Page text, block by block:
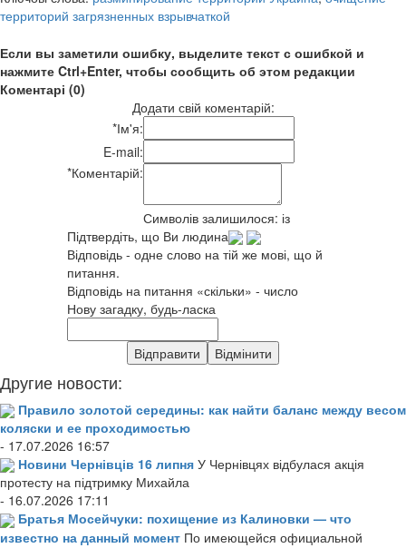
территорий загрязненных взрывчаткой
Если вы заметили ошибку, выделите текст с ошибкой и
нажмите Ctrl+Enter, чтобы сообщить об этом редакции
Коментарі (0)
Додати свій коментарій:
*Ім'я:
E-mail:
*Коментарій:
Символів залишилося: із
Підтвердіть, що Ви людина
Відповідь - одне слово на тій же мові, що й
питання.
Відповідь на питання «скільки» - число
Нову загадку, будь-ласка
Другие новости:
Правило золотой середины: как найти баланс между весом
коляски и ее проходимостью
- 17.07.2026 16:57
Новини Чернівців 16 липня У Чернівцях відбулася акція
протесту на підтримку Михайла
- 16.07.2026 17:11
Братья Мосейчуки: похищение из Калиновки — что
известно на данный момент По имеющейся официальной